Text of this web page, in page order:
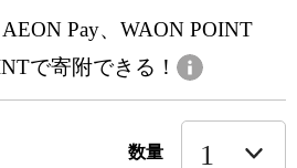
Pay、WAON POINT
で寄附できる！
数量